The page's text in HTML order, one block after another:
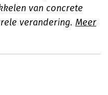
van concrete
verandering. Meer